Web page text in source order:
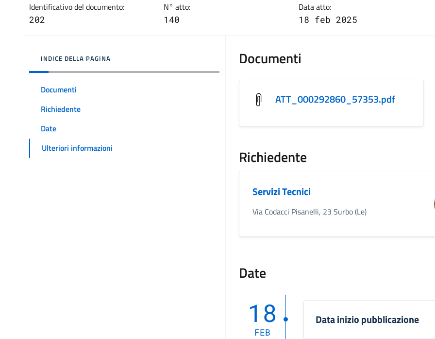
Identificativo del documento:
202
N° atto:
140
Data atto:
18 feb 2025
INDICE DELLA PAGINA
Documenti
Richiedente
Date
Ulteriori informazioni
Documenti
ATT_000292860_57353.pdf
Richiedente
Servizi Tecnici
Via Codacci Pisanelli, 23 Surbo (Le)
Date
18
FEB
Data inizio pubblicazione